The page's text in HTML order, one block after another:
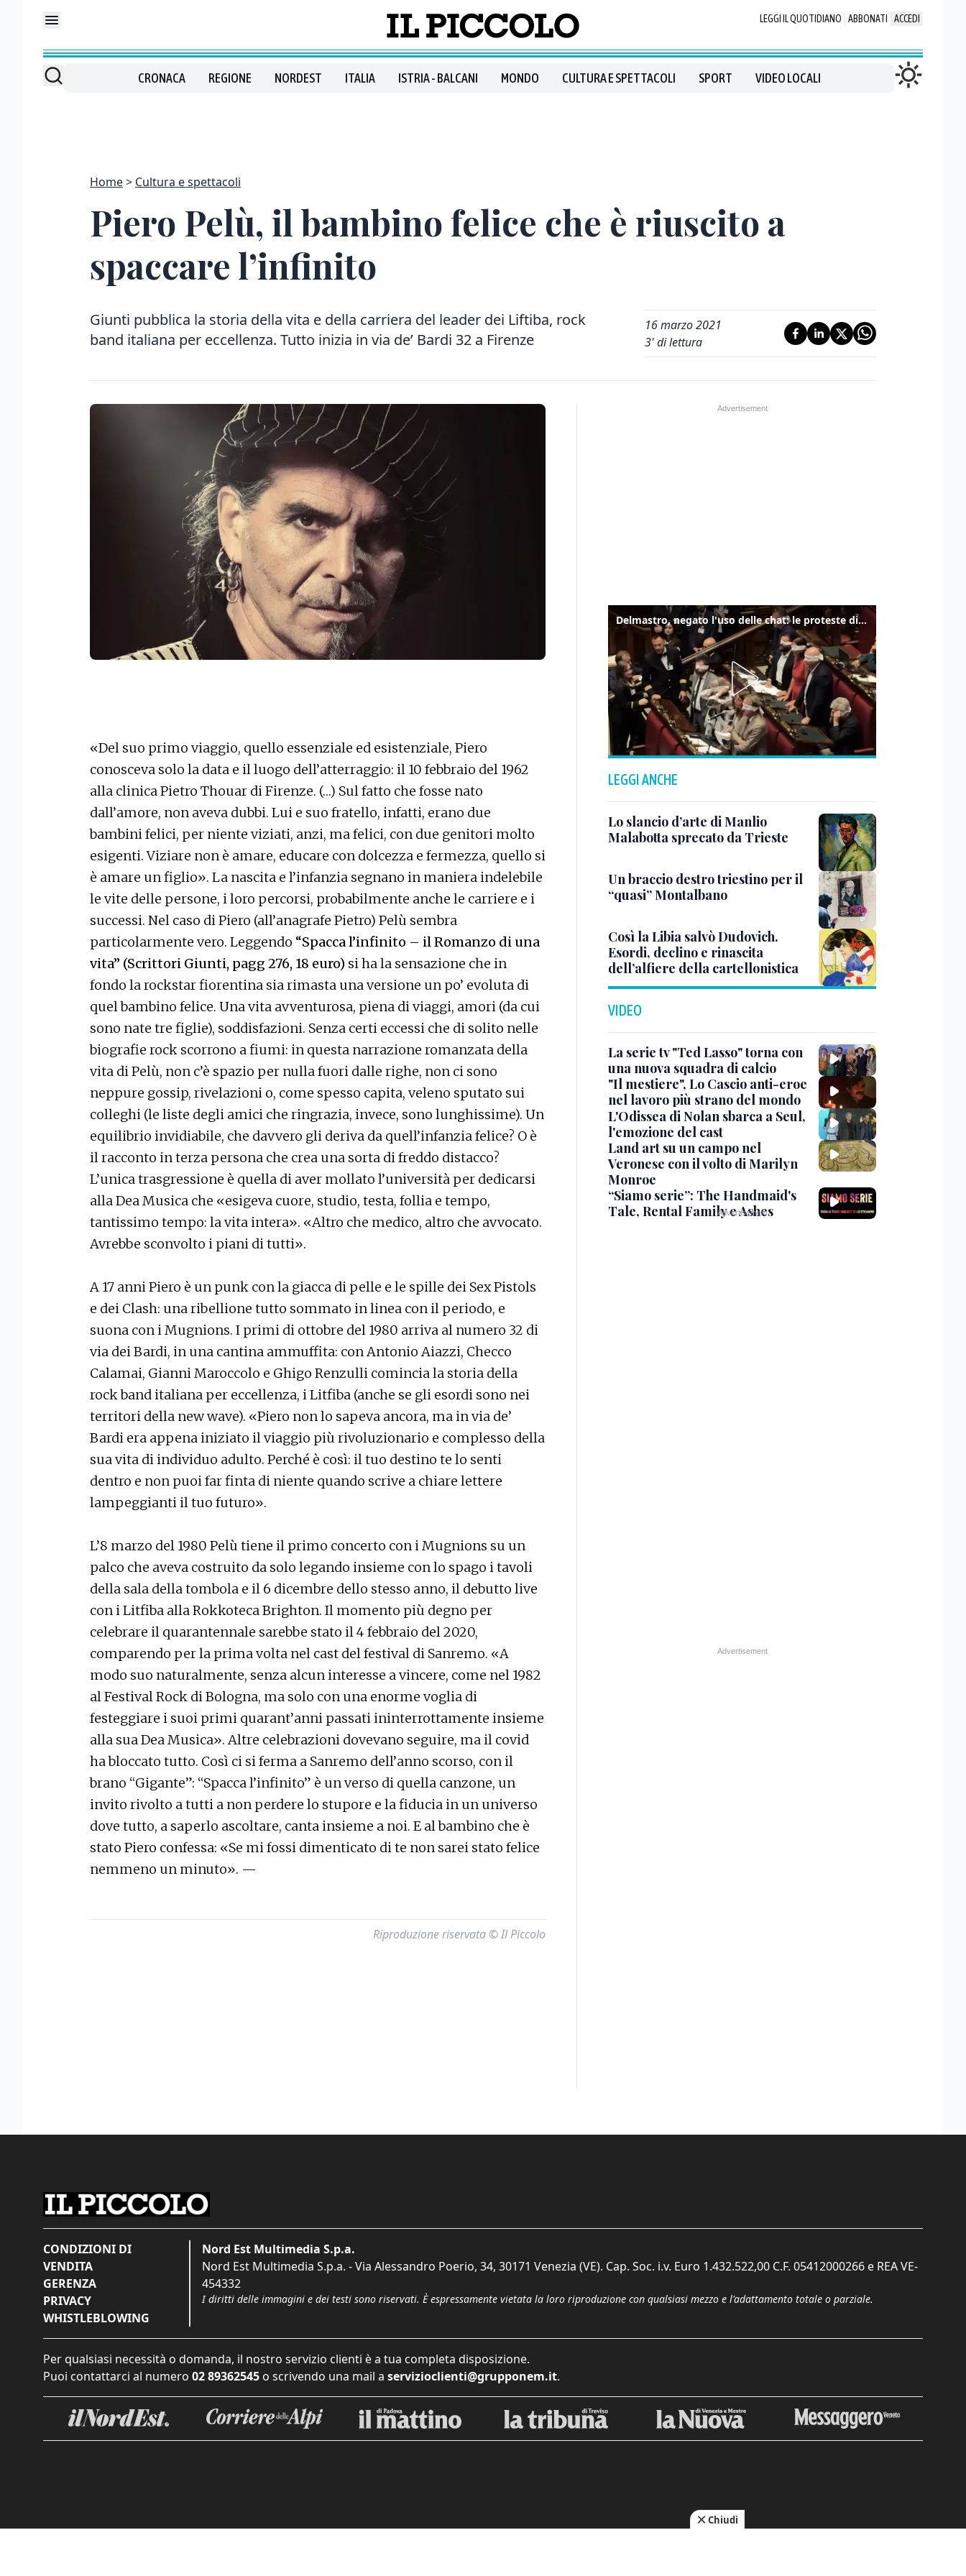
LEGGI IL QUOTIDIANO ABBONATI ACCEDI
CRONACA REGIONE NORDEST ITALIA ISTRIA - BALCANI MONDO CULTURA E SPETTACOLI SPORT VIDEO LOCALI
Home Cultura e spettacoli
Piero Pelù, il bambino felice che è riuscito a
spaccare l’infinito
Giunti pubblica la storia della vita e della carriera del leader dei Liftiba, rock
band italiana per eccellenza. Tutto inizia in via de’ Bardi 32 a Firenze
16 marzo 2021
3' di lettura
«Del suo primo viaggio, quello essenziale ed esistenziale, Piero
conosceva solo la data e il luogo dell’atterraggio: il 10 febbraio del 1962
alla clinica Pietro Thouar di Firenze. (…) Sul fatto che fosse nato
dall’amore, non aveva dubbi. Lui e suo fratello, infatti, erano due
bambini felici, per niente viziati, anzi, ma felici, con due genitori molto
esigenti. Viziare non è amare, educare con dolcezza e fermezza, quello si
è amare un figlio». La nascita e l’infanzia segnano in maniera indelebile
le vite delle persone, i loro percorsi, probabilmente anche le carriere e i
successi. Nel caso di Piero (all’anagrafe Pietro) Pelù sembra
particolarmente vero. Leggendo “Spacca l’infinito – il Romanzo di una
vita” (Scrittori Giunti, pagg 276, 18 euro) si ha la sensazione che in
fondo la rockstar fiorentina sia rimasta una versione un po’ evoluta di
quel bambino felice. Una vita avventurosa, piena di viaggi, amori (da cui
sono nate tre figlie), soddisfazioni. Senza certi eccessi che di solito nelle
biografie rock scorrono a fiumi: in questa narrazione romanzata della
vita di Pelù, non c’è spazio per nulla fuori dalle righe, non ci sono
neppure gossip, rivelazioni o, come spesso capita, veleno sputato sui
colleghi (le liste degli amici che ringrazia, invece, sono lunghissime). Un
equilibrio invidiabile, che davvero gli deriva da quell’infanzia felice? O è
il racconto in terza persona che crea una sorta di freddo distacco?
L’unica trasgressione è quella di aver mollato l’università per dedicarsi
alla Dea Musica che «esigeva cuore, studio, testa, follia e tempo,
tantissimo tempo: la vita intera». «Altro che medico, altro che avvocato.
Avrebbe sconvolto i piani di tutti».
A 17 anni Piero è un punk con la giacca di pelle e le spille dei Sex Pistols
e dei Clash: una ribellione tutto sommato in linea con il periodo, e
suona con i Mugnions. I primi di ottobre del 1980 arriva al numero 32 di
via dei Bardi, in una cantina ammuffita: con Antonio Aiazzi, Checco
Calamai, Gianni Maroccolo e Ghigo Renzulli comincia la storia della
rock band italiana per eccellenza, i Litfiba (anche se gli esordi sono nei
territori della new wave). «Piero non lo sapeva ancora, ma in via de’
Bardi era appena iniziato il viaggio più rivoluzionario e complesso della
sua vita di individuo adulto. Perché è così: il tuo destino te lo senti
dentro e non puoi far finta di niente quando scrive a chiare lettere
lampeggianti il tuo futuro».
L’8 marzo del 1980 Pelù tiene il primo concerto con i Mugnions su un
palco che aveva costruito da solo legando insieme con lo spago i tavoli
della sala della tombola e il 6 dicembre dello stesso anno, il debutto live
con i Litfiba alla Rokkoteca Brighton. Il momento più degno per
celebrare il quarantennale sarebbe stato il 4 febbraio del 2020,
comparendo per la prima volta nel cast del festival di Sanremo. «A
modo suo naturalmente, senza alcun interesse a vincere, come nel 1982
al Festival Rock di Bologna, ma solo con una enorme voglia di
festeggiare i suoi primi quarant’anni passati ininterrottamente insieme
alla sua Dea Musica». Altre celebrazioni dovevano seguire, ma il covid
ha bloccato tutto. Così ci si ferma a Sanremo dell’anno scorso, con il
brano “Gigante”: “Spacca l’infinito” è un verso di quella canzone, un
invito rivolto a tutti a non perdere lo stupore e la fiducia in un universo
dove tutto, a saperlo ascoltare, canta insieme a noi. E al bambino che è
stato Piero confessa: «Se mi fossi dimenticato di te non sarei stato felice
nemmeno un minuto». —
Riproduzione riservata © Il Piccolo
Delmastro, negato l'uso delle chat: le proteste di Avs e M5s
LEGGI ANCHE
Lo slancio d’arte di Manlio
Malabotta sprecato da Trieste
Un braccio destro triestino per il
“quasi” Montalbano
Così la Libia salvò Dudovich.
Esordi, declino e rinascita
dell’alfiere della cartellonistica
VIDEO
La serie tv "Ted Lasso" torna con
una nuova squadra di calcio
"Il mestiere", Lo Cascio anti-eroe
nel lavoro più strano del mondo
L'Odissea di Nolan sbarca a Seul,
l'emozione del cast
Land art su un campo nel
Veronese con il volto di Marilyn
Monroe
“Siamo serie”: The Handmaid's
Tale, Rental Family e Ashes
CONDIZIONI DI
VENDITA
GERENZA
PRIVACY
WHISTLEBLOWING
Nord Est Multimedia S.p.a.
Nord Est Multimedia S.p.a. - Via Alessandro Poerio, 34, 30171 Venezia (VE). Cap. Soc. i.v. Euro 1.432.522,00 C.F. 05412000266 e REA VE-
454332
I diritti delle immagini e dei testi sono riservati. È espressamente vietata la loro riproduzione con qualsiasi mezzo e l'adattamento totale o parziale.
Per qualsiasi necessità o domanda, il nostro servizio clienti è a tua completa disposizione.
Puoi contattarci al numero 02 89362545 o scrivendo una mail a servizioclienti@grupponem.it.
Chiudi